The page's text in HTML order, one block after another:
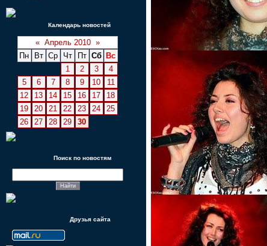
Календарь новостей
« Апрель 2010 »
Пн
Вт Ср Чт Пт Сб
Вс
1
2 3
4
5
6 7 8 9 10
11
12
13 14 15 16 17
18
19
20 21 22 23 24
25
26
27 28 29 30
Поиск по новостям
Друзья сайта